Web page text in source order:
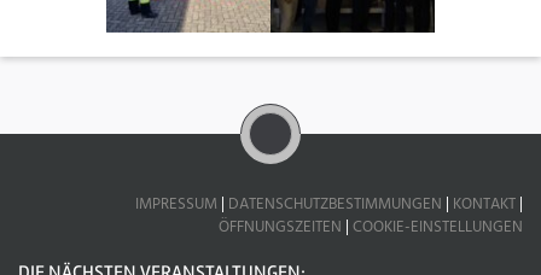
IMPRESSUM | DATENSCHUTZBESTIMMUNGEN | KONTAKT|
ÖFFNUNGSZEITEN |COOKIE-EINSTELLUNGEN